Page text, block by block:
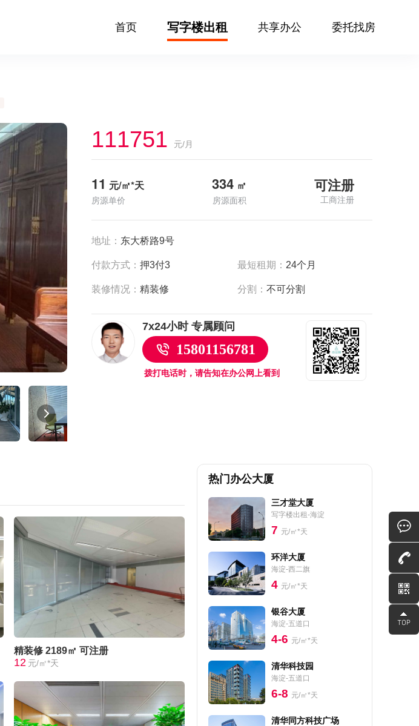
首页 写字楼出租 共享办公 委托找房
111751 元/月
11 元/㎡*天
房源单价
334 ㎡
房源面积
可注册
工商注册
地址： 东大桥路9号
付款方式： 押3付3 最短租期： 24个月
装修情况： 精装修 分割：不可分割
7x24小时 专属顾问
15801156781
拨打电话时，请告知在办公网上看到
精装修 2189㎡ 可注册
12 元/㎡*天
热门办公大厦
三才堂大厦
写字楼出租-海淀
7 元/㎡*天
环洋大厦
海淀-西二旗
4 元/㎡*天
银谷大厦
海淀-五道口
4-6 元/㎡*天
清华科技园
海淀-五道口
6-8 元/㎡*天
清华同方科技广场